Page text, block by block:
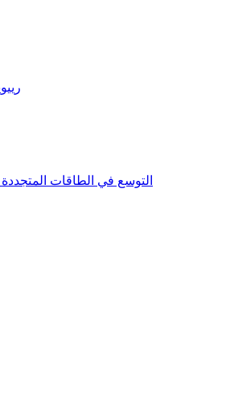
التوسع في الطاقات